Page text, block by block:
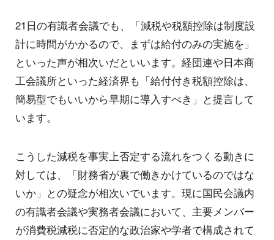
21日の有識者会議でも、「減税や税額控除は制度設
計に時間がかかるので、まずは給付のみの実施を」
といった声が相次いだといいます。経団連や日本商
工会議所といった経済界も「給付付き税額控除は、
簡易型でもいいから早期に導入すべき」と提言して
います。
こうした減税を事実上否定する流れをつくる動きに
対しては、「財務省が裏で働きかけているのではな
いか」との疑念が相次いでいます。現に国民会議内
の有識者会議や実務者会議において、主要メンバー
が消費税減税に否定的な政治家や学者で構成されて